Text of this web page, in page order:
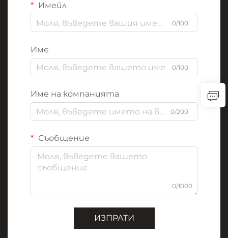
Имейл
0/100
Име
0/100
Име на компанията
0/200
Съобщение
0/1000
ИЗПРАТИ